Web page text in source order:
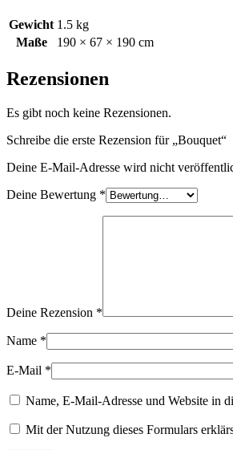
Gewicht 1.5 kg
Maße
190 × 67 × 190 cm
Rezensionen
Es gibt noch keine Rezensionen.
Schreibe die erste Rezension für „Bouquet“
Deine E-Mail-Adresse wird nicht
Deine Bewertung *
Deine Rezension *
Name *
E-Mail *
Name, E-Mail-Adresse und Website in
Mit der Nutzung dieses Formulars